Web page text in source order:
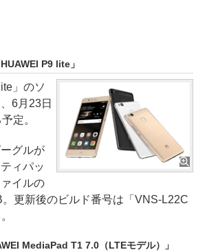
P9 lite」
」のソ
6月23日
定。
グルが
ィパッ
イルの
更新後のビルド番号は「VNS-L22C
MediaPad T1 7.0（LTEモデル）」